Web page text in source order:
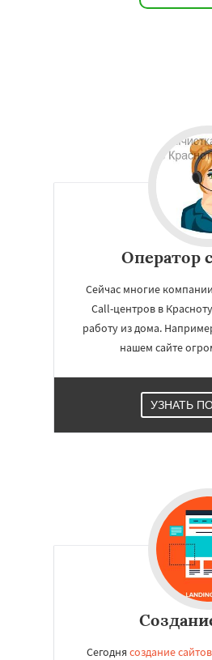
Оператор
Сейчас многие
Call-центров в
работу из дома.
нашем сайте
УЗНАТЬ
Сегодня создание